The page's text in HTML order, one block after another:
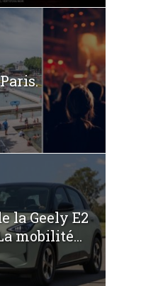
la Geely E2
mobilité...